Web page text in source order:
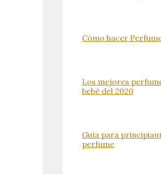
Cómo hacer
Los mejores
bebé del 2020
Guía para
perfume